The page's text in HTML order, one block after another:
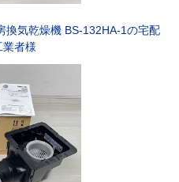
換気乾燥機 BS-132HA-1の宅配
業者様